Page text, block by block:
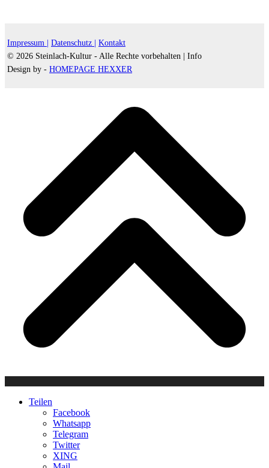
Impressum | Datenschutz |
Kontakt
© 2026 Steinlach-Kultur - Alle Rechte vorbehalten |
Info
Design by - HOMEPAGE HEXXER
Teilen
Facebook
Whatsapp
Telegram
Twitter
XING